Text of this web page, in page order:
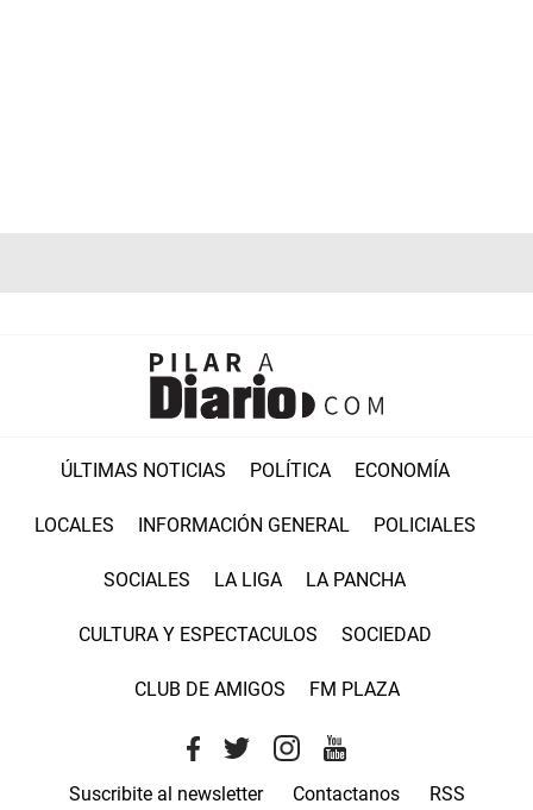
ÚLTIMAS NOTICIAS POLÍTICA ECONOMÍA
LOCALES INFORMACIÓN GENERAL POLICIALES
SOCIALES LA LIGA LA PANCHA
CULTURA Y ESPECTACULOS SOCIEDAD
CLUB DE AMIGOS FM PLAZA
Suscribite al newsletter Contactanos RSS